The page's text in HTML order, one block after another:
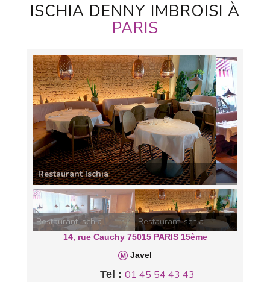
ISCHIA DENNY IMBROISI À
PARIS
Restaurant Ischia
Restaurant Ischia
Restaurant Ischia
14, rue Cauchy 75015 PARIS 15ème
Javel
Tel : 01 45 54 43 43